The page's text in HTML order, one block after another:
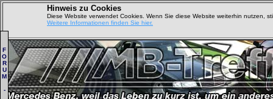
Hinweis zu Cookies
Diese Website verwendet Cookies. Wenn Sie diese Website weiterhin nutzen,
Weitere Informationen finden Sie hier.
F
O
R
U
M
-